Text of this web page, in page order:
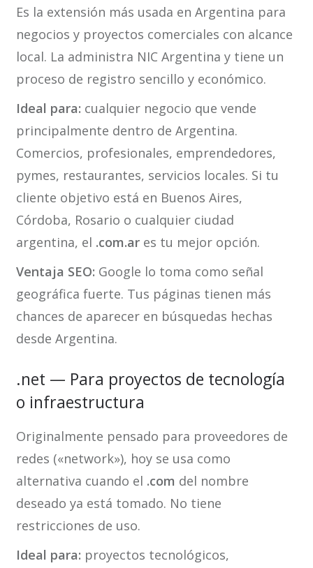
Es la extensión más usada en Argentina para
negocios y proyectos comerciales con alcance
local. La administra NIC Argentina y tiene un
proceso de registro sencillo y económico.
Ideal para: cualquier negocio que vende
principalmente dentro de Argentina.
Comercios, profesionales, emprendedores,
pymes, restaurantes, servicios locales. Si tu
cliente objetivo está en Buenos Aires,
Córdoba, Rosario o cualquier ciudad
argentina, el .com.ares tu mejor opción.
Ventaja SEO: Google lo toma como señal
geográfica fuerte. Tus páginas tienen más
chances de aparecer en búsquedas hechas
desde Argentina.
.net — Para proyectos de tecnología
o infraestructura
Originalmente pensado para proveedores de
redes («network»), hoy se usa como
alternativa cuando el .com del nombre
deseado ya está tomado. No tiene
restricciones de uso.
Ideal para: proyectos tecnológicos,